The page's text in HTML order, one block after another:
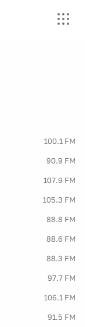
100.1 FM
90.9 FM
107.9 FM
105.3 FM
88.8 FM
88.6 FM
88.3 FM
97.7 FM
106.1 FM
91.5 FM